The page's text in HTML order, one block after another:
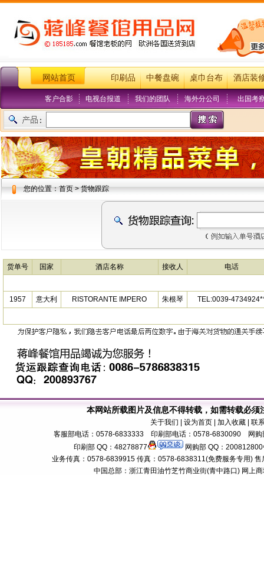
网站首页 印刷品 中餐盘碗 桌巾台布 酒店装
客户合影 电视台报道 我们的团队 海外分公司 出国考
您的位置：首页 > 货物跟踪
货单号 国家 酒店名称 接收人 电话
1957 意大利 RISTORANTE IMPERO 朱根琴 TEL:0039-
本网站所载图片及信息不得转载，如需转载必
关于我们
| 设为首页 | 加入收藏 |
客服部电话：0578-6833333 印刷部电话：0578-6830090 网
印刷部 QQ：48278877
网购部 QQ：200812800
业务传真：0578-6839915 传真：0578-6838311(免费服务专用)
中国总部：浙江青田油竹芝竹商业街(青中路口) 网上